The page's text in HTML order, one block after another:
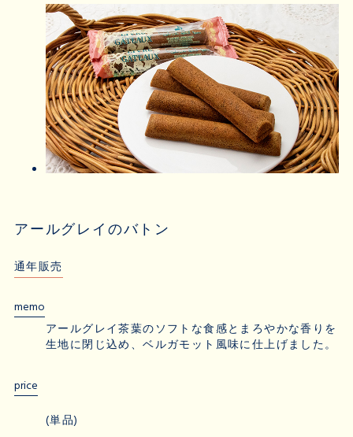
アールグレイのバトン
通年販売
memo
アールグレイ茶葉のソフトな食感とまろやかな香りを
生地に閉じ込め、ベルガモット風味に仕上げました。
price
(単品)